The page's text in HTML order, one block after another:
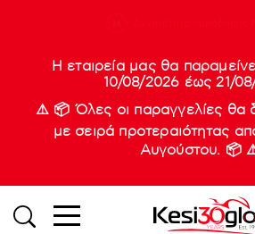
Η εταιρεία μας θα
10/08/2026 έως 21/
⚠️ 📦 Όλες οι παραγγελίες θα
με σειρά προτεραιότητας
Αυγούστου. 📦